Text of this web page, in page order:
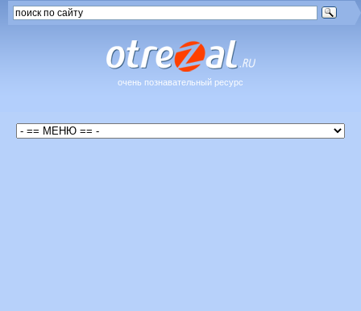
очень познавательный ресурс